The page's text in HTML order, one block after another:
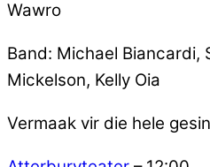
Wawro
Band: Michael Biancardi,
Mickelson, Kelly Oia
Vermaak vir die hele